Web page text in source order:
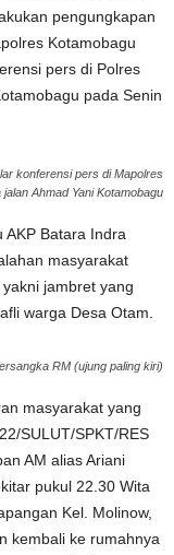
pengungkapan
Kotamobagu
pers di Polres
pada Senin
konferensi pers di Mapolres
Ahmad Yani Kotamobagu
AKP Batara Indra
masyarakat
jambret yang
warga Desa Otam.
RM (ujung paling kiri)
masyarakat yang
SULUT/SPKT/RES
AM alias Ariani
pukul 22.30 Wita
Kel. Molinow,
kembali ke rumahnya